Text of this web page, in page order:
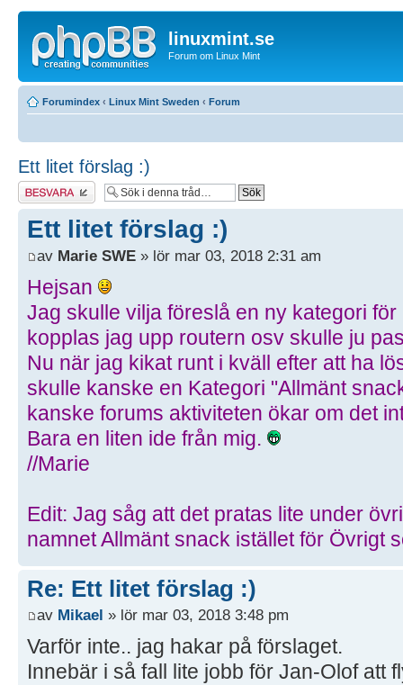
linuxmint.se
Forum om Linux Mint
Forumindex ‹ Linux Mint Sweden ‹ Forum
Ett litet förslag :)
Besvara
Ett litet förslag :)
av Marie SWE » lör mar 03, 2018 2:31 am
Hejsan
Jag skulle vilja föreslå en ny kategori
kopplas jag upp routern osv skulle ju
Nu när jag kikat runt i kväll efter att ha
skulle kanske en Kategori "Allmänt
kanske forums aktiviteten ökar om det
Bara en liten ide från mig.
//Marie
Edit: Jag såg att det pratas lite under
namnet Allmänt snack istället för Övrigt
Re: Ett litet förslag :)
av Mikael » lör mar 03, 2018 3:48 pm
Varför inte.. jag hakar på förslaget.
Innebär i så fall lite jobb för Jan-Olof att